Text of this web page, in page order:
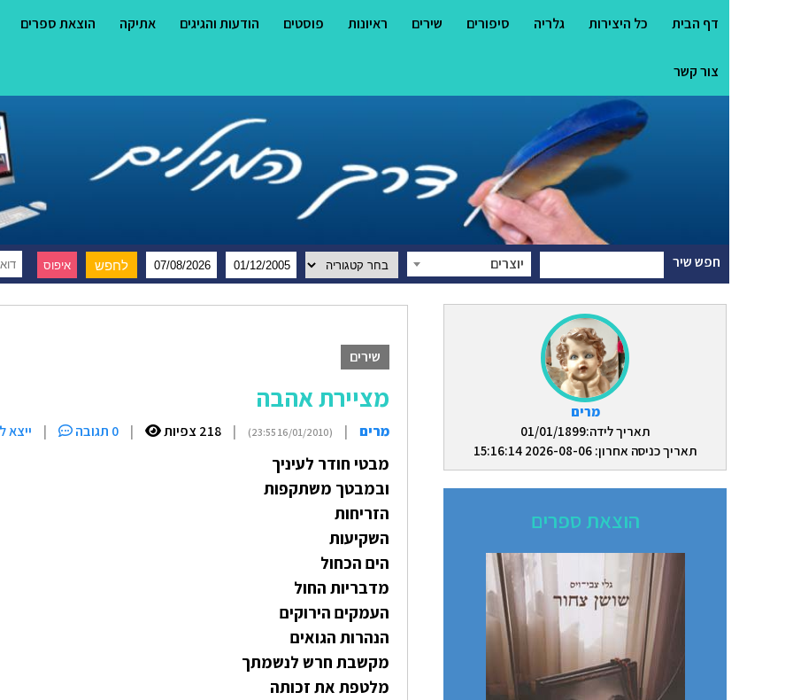
דף הבית כל היצירות גלריה סיפורים שירים ראיונות פוסטים הודעות והגיגים אתיקה הוצאת ספרים
צור קשר
חפש שיר יוצרים
מרים
תאריך לידה:01/01/1899
תאריך כניסה אחרון: 2026-08-06 15:16:14
הוצאת ספרים
שירים
מציירת אהבה
מרים |
(16/01/2010 23:55)
| 218 צפיות | 0 תגובה | ייצא ל
מבטי חודר לעיניך
ובמבטך משתקפות
הזריחות
השקיעות
הים הכחול
מדבריות החול
העמקים הירוקים
הנהרות הגואים
מקשבת חרש לנשמתך
מלטפת את זכותה